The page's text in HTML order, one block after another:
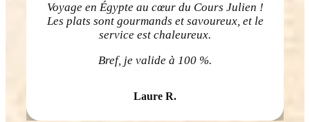
Voyage en Égypte au cœur du Cours Julien !
Les plats sont gourmands et savoureux, et le
service est chaleureux.
Bref, je valide à 100 %.
Laure R.